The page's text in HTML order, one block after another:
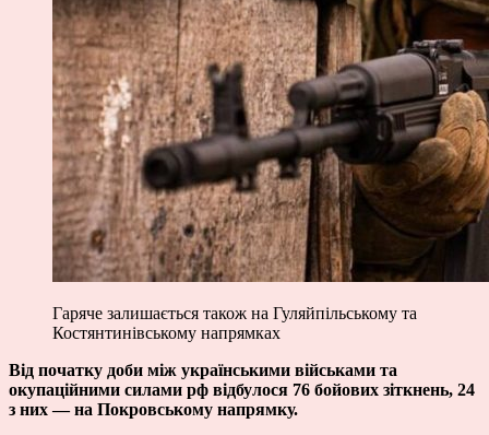
Гаряче залишається також на Гуляйпільському та
Костянтинівському напрямках
Від початку доби між українськими військами та
окупаційними силами рф відбулося 76 бойових зіткнень, 24
з них — на Покровському напрямку.